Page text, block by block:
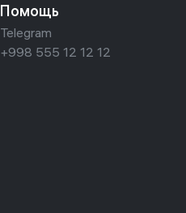
Помощь
Telegram
+998 555 12 12 12